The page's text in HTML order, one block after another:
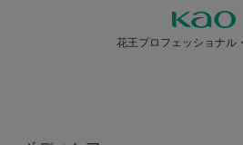
花王プロフェッショナル